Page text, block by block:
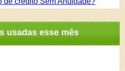
usadas esse mês